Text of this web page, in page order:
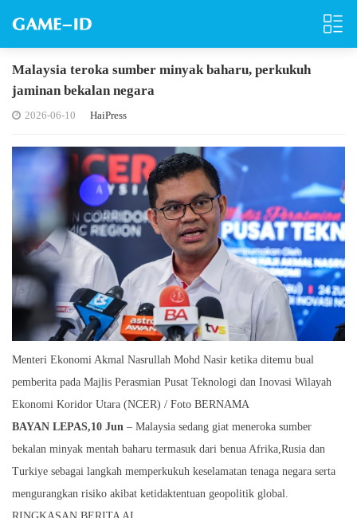
Malaysia teroka sumber minyak baharu, perkukuh
jaminan bekalan negara
2026-06-10 HaiPress
Menteri Ekonomi Akmal Nasrullah Mohd Nasir ketika ditemu bual
pemberita pada Majlis Perasmian Pusat Teknologi dan Inovasi Wilayah
Ekonomi Koridor Utara (NCER) / Foto BERNAMA
BAYAN LEPAS,10 Jun – Malaysia sedang giat meneroka sumber
bekalan minyak mentah baharu termasuk dari benua Afrika,Rusia dan
Turkiye sebagai langkah memperkukuh keselamatan tenaga negara serta
mengurangkan risiko akibat ketidaktentuan geopolitik global.